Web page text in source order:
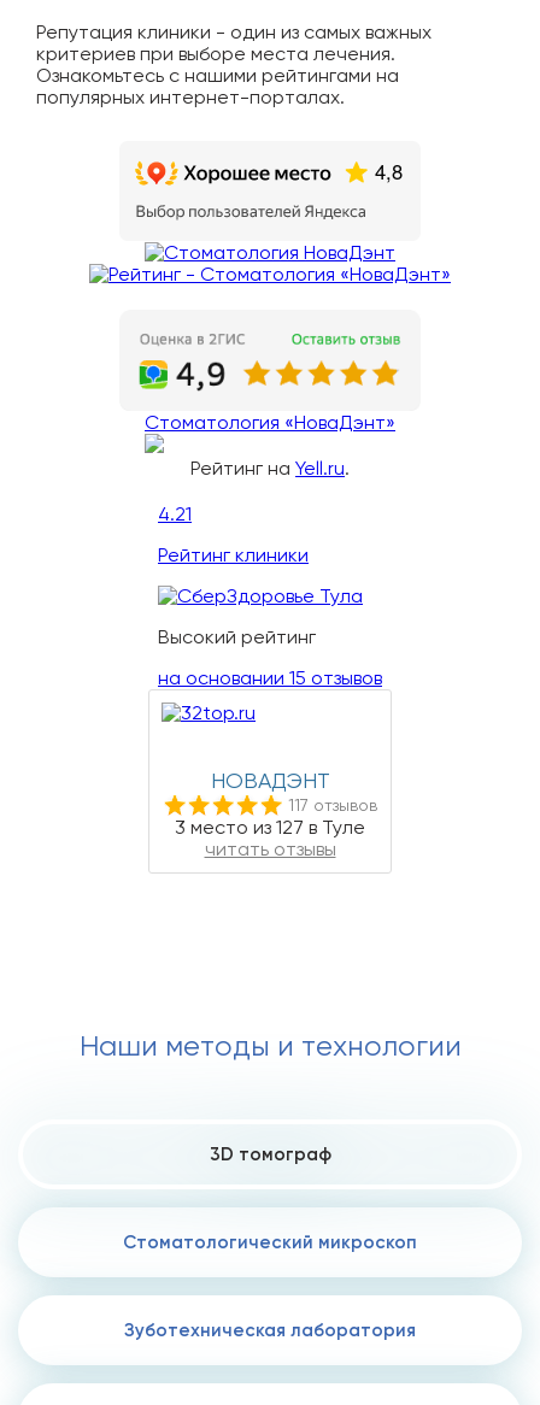
Репутация клиники - один из самых важных
критериев при выборе места лечения.
Ознакомьтесь с нашими рейтингами на
популярных интернет-порталах.
Стоматология «НоваДэнт»
Рейтинг на Yell.ru.
4.21
Рейтинг клиники
Высокий рейтинг
на основании 15 отзывов
НОВАДЭНТ
117 отзывов
3 место из 127 в Туле
читать отзывы
Наши методы и технологии
3D томограф
Стоматологический микроскоп
Зуботехническая лаборатория